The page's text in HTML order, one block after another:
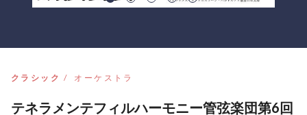
クラシック オーケストラ
テネラメンテフィルハーモニー管弦楽団第6回